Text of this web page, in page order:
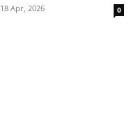
18 Apr, 2026 0